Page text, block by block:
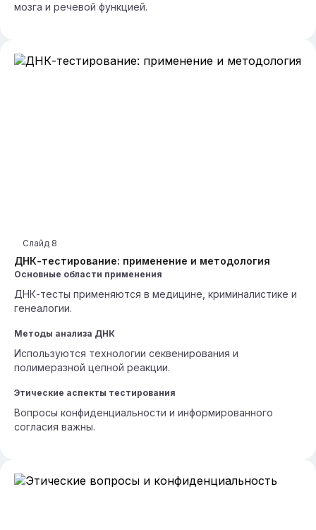
мозга и речевой функцией.
ДНК-тестирование: применение и методология
Слайд 8
Основные области применения
ДНК-тесты применяются в медицине, криминалистике и
генеалогии.
Методы анализа ДНК
Используются технологии секвенирования и
полимеразной цепной реакции.
Этические аспекты тестирования
Вопросы конфиденциальности и информированного
согласия важны.